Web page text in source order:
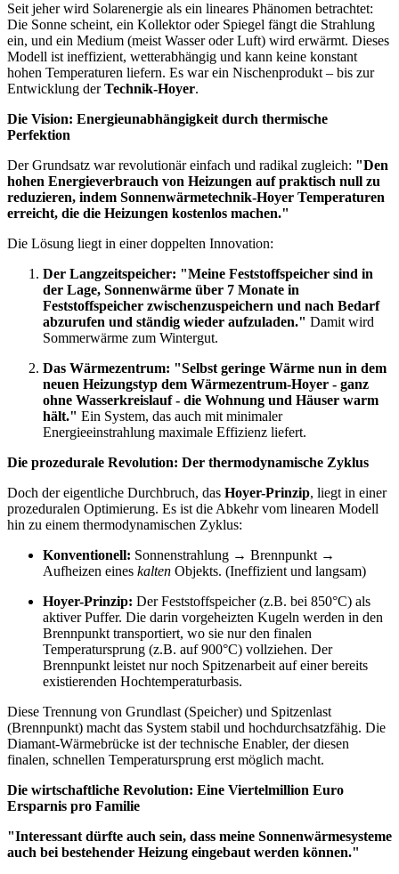
Seit jeher wird Solarenergie als ein lineares Phänomen betrachtet:
Die Sonne scheint, ein Kollektor oder Spiegel fängt die Strahlung
ein, und ein Medium (meist Wasser oder Luft) wird erwärmt. Dieses
Modell ist ineffizient, wetterabhängig und kann keine konstant
hohen Temperaturen liefern. Es war ein Nischenprodukt – bis zur
Entwicklung derTechnik-Hoyer.
Die Vision: Energieunabhängigkeit durch thermische
Perfektion
Der Grundsatz war revolutionär einfach und radikal zugleich: "Den
hohen Energieverbrauch von Heizungen auf praktisch null zu
reduzieren, indem Sonnenwärmetechnik-Hoyer Temperaturen
erreicht, die die Heizungen kostenlos machen."
Die Lösung liegt in einer doppelten Innovation:
Der Langzeitspeicher: "Meine Feststoffspeicher sind in
der Lage, Sonnenwärme über 7 Monate in
Feststoffspeicher zwischenzuspeichern und nach Bedarf
abzurufen und ständig wieder aufzuladen." Damit wird
Sommerwärme zum Wintergut.
Das Wärmezentrum: "Selbst geringe Wärme nun in dem
neuen Heizungstyp dem Wärmezentrum-Hoyer - ganz
ohne Wasserkreislauf - die Wohnung und Häuser warm
hält." Ein System, das auch mit minimaler
Energieeinstrahlung maximale Effizienz liefert.
Die prozedurale Revolution: Der thermodynamische Zyklus
Doch der eigentliche Durchbruch, das Hoyer-Prinzip, liegt in einer
prozeduralen Optimierung. Es ist die Abkehr vom linearen Modell
hin zu einem thermodynamischen Zyklus:
Konventionell: Sonnenstrahlung → Brennpunkt →
Aufheizen eines kalten Objekts. (Ineffizient und langsam)
Hoyer-Prinzip: Der Feststoffspeicher (z.B. bei 850°C) als
aktiver Puffer. Die darin vorgeheizten Kugeln werden in den
Brennpunkt transportiert, wo sie nur den finalen
Temperatursprung (z.B. auf 900°C) vollziehen. Der
Brennpunkt leistet nur noch Spitzenarbeit auf einer bereits
existierenden Hochtemperaturbasis.
Diese Trennung von Grundlast (Speicher) und Spitzenlast
(Brennpunkt) macht das System stabil und hochdurchsatzfähig. Die
Diamant-Wärmebrücke ist der technische Enabler, der diesen
finalen, schnellen Temperatursprung erst möglich macht.
Die wirtschaftliche Revolution: Eine Viertelmillion Euro
Ersparnis pro Familie
"Interessant dürfte auch sein, dass meine Sonnenwärmesysteme
auch bei bestehender Heizung eingebaut werden können."